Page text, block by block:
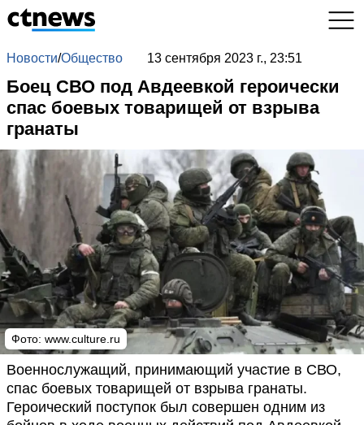
Новости/Общество 13 сентября 2023 г., 23:51
Боец СВО под Авдеевкой героически
спас боевых товарищей от взрыва
гранаты
Фото: www.culture.ru
Военнослужащий, принимающий участие в СВО,
спас боевых товарищей от взрыва гранаты.
Героический поступок был совершен одним из